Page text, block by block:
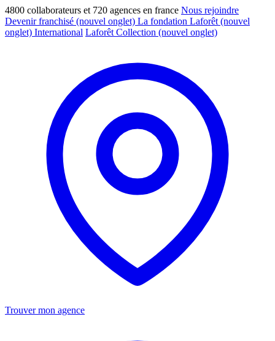
4800 collaborateurs et 720 agences en france Nous rejoindre
Devenir franchisé (nouvel onglet) La fondation Laforêt (nouvel
onglet) International Laforêt Collection (nouvel onglet)
Trouver mon agence